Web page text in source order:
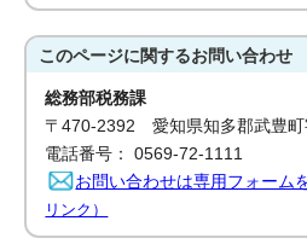
このページに関するお問い合わせ
総務部税務課
〒470-2392 愛知県知多郡武豊町
電話番号： 0569-72-1111
お問い合わせは専用フォーム
リンク）